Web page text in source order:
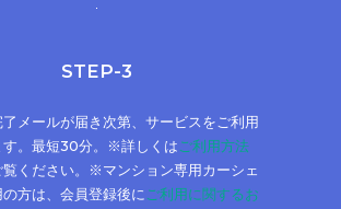
STEP-3
メールが届き次第、サービスをご利用
す。最短30分。※詳しくは ご利用方法
覧ください。※マンション専用カーシェ
方は、会員登録後に ご利用に関するお